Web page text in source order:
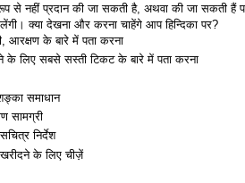
से नहीं प्रदान की जा सकती है, अथवा की जा सकती हैं
क्या देखना और करना चाहेंगे आप हिन्दिका पर?
आरक्षण के बारे में पता करना
के लिए सबसे सस्ती टिकट के बारे में पता करना
समाधान
सामग्री
निर्देश
के लिए चीज़ें